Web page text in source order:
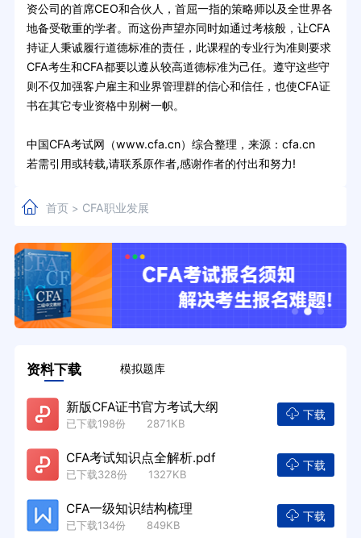
资公司的首席CEO和合伙人，首屈一指的策略师以及全世界各
地备受敬重的学者。而这份声望亦同时如通过考核般，让CFA
持证人秉诚履行道德标准的责任，此课程的专业行为准则要求
CFA考生和CFA都要以遵从较高道德标准为己任。遵守这些守
则不仅加强客户雇主和业界管理群的信心和信任，也使CFA证
书在其它专业资格中别树一帜。
中国CFA考试网（www.cfa.cn）综合整理，来源：cfa.cn
若需引用或转载,请联系原作者,感谢作者的付出和努力!
首页> CFA职业发展
资料下载 模拟题库
新版CFA证书官方考试大纲
已下载198份 2871KB
下载
CFA考试知识点全解析.pdf
已下载328份 1327KB
下载
CFA一级知识结构梳理
已下载134份 849KB
下载